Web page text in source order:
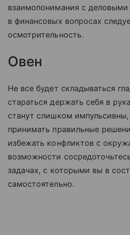
взаимопонимания с
в финансовых вопросах
осмотрительность.
Овен
Не все будет складываться
стараться держать себя в
станут слишком
принимать правильные
избежать конфликтов с
возможности
задачах, с которыми вы в
самостоятельно.